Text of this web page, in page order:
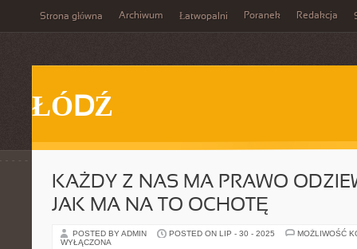
Strona główna Archiwum Łatwopalni Poranek Redakcja
ŁÓDŹ
KAŻDY Z NAS MA PRAWO
JAK MA NA TO OCHOTĘ
POSTED BY ADMIN POSTED ON LIP - 30 - 2025
MOŻLIWOŚĆ
WYŁĄCZONA